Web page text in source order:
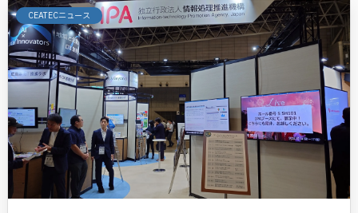
CEATECニュース